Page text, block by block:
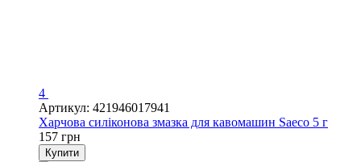
4
Артикул: 421946017941
Харчова силіконова змазка для кавомашин Saeco 5 г
157 грн
Купити